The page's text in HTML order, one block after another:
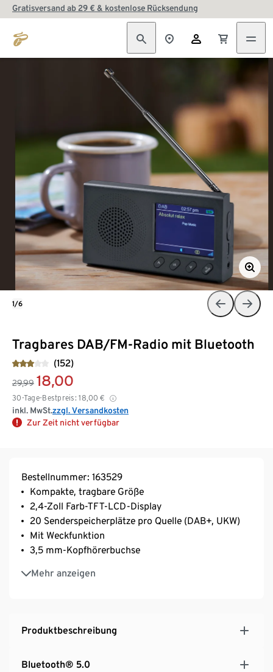
Gratisversand ab 29 € & kostenlose Rücksendung
Tragbares DAB/FM-Radio mit Bluetooth
(152)
29,99 18,00
30-Tage-Bestpreis: 18,00 €
inkl. MwSt.zzgl. Versandkosten
Zur Zeit nicht verfügbar
1/6
Bestellnummer: 163529
Kompakte, tragbare Größe
2,4-Zoll Farb-TFT-LCD-Display
20 Senderspeicherplätze pro Quelle (DAB+, UKW)
Mit Weckfunktion
3,5 mm-Kopfhörerbuchse
Mehr anzeigen
Eingebauter, wiederaufladbarer Lithium-Akku
Kopplung des Smartphones oder Tablets über
Produktbeschreibung
Bluetooth® 5.0